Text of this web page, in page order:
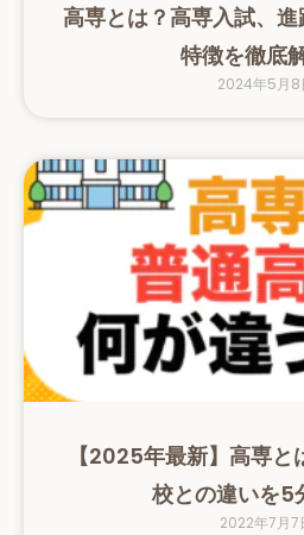
高専とは？高専入試、
特徴を徹底
2024年5月8
【2025年最新】高専
校との違いを5
2022年7月7